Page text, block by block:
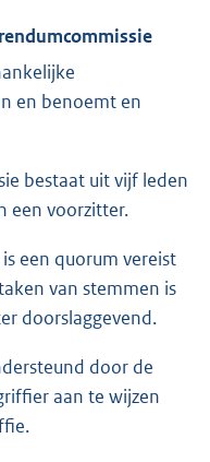
en benoemt en
bestaat uit vijf leden
een voorzitter.
een quorum vereist
van stemmen is
doorslaggevend.
door de
aan te wijzen